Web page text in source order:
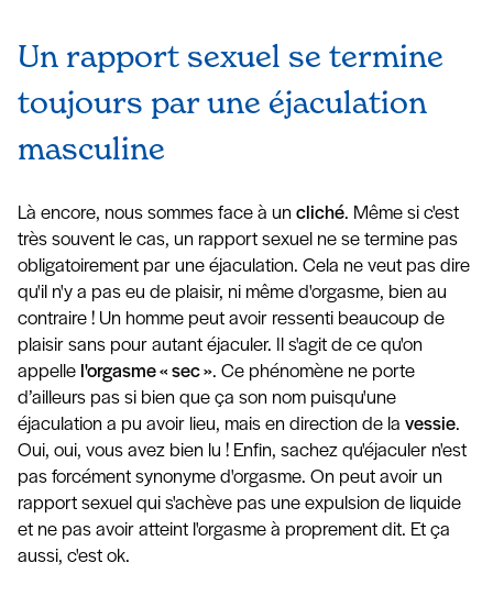
Un rapport sexuel se termine
toujours par une éjaculation
masculine
Là encore, nous sommes face à un cliché. Même si c'est
très souvent le cas, un rapport sexuel ne se termine pas
obligatoirement par une éjaculation. Cela ne veut pas dire
qu'il n'y a pas eu de plaisir, ni même d'orgasme, bien au
contraire ! Un homme peut avoir ressenti beaucoup de
plaisir sans pour autant éjaculer. Il s'agit de ce qu'on
appelle l'orgasme « sec ». Ce phénomène ne porte
d’ailleurs pas si bien que ça son nom puisqu'une
éjaculation a pu avoir lieu, mais en direction de la vessie.
Oui, oui, vous avez bien lu ! Enfin, sachez qu'éjaculer n'est
pas forcément synonyme d'orgasme. On peut avoir un
rapport sexuel qui s'achève pas une expulsion de liquide
et ne pas avoir atteint l'orgasme à proprement dit. Et ça
aussi, c'est ok.